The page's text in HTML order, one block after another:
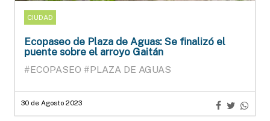
CIUDAD
Ecopaseo de Plaza de Aguas: Se finalizó el
puente sobre el arroyo Gaitán
#ECOPASEO #PLAZA DE AGUAS
30 de Agosto 2023